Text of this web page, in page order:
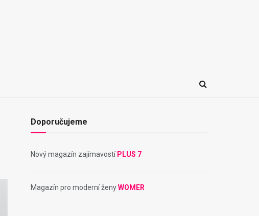
Doporučujeme
Nový magazín zajímavostí PLUS 7
Magazín pro moderní ženyWOMER